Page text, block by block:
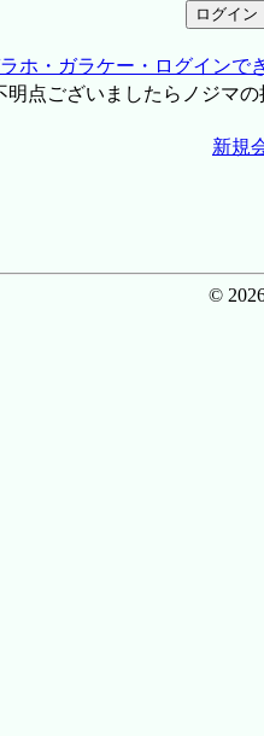
ホ・ガラケー・ログインで
点ございましたらノジマの
新規
©